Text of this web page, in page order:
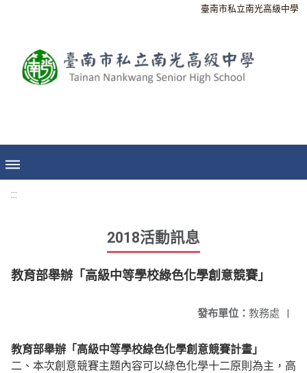
臺南市私立南光高級中學
:::
2018活動訊息
教育部舉辦「高級中等學校綠色化學創意競賽」
發布單位： 教務處 |
教育部舉辦「高級中等學校綠色化學創意競賽計畫」
二、本次創意競賽主題內容可以綠色化學十二原則為主，高